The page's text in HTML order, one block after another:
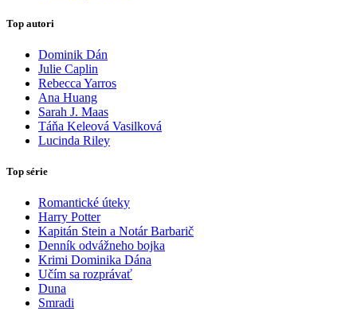
Top autori
Dominik Dán
Julie Caplin
Rebecca Yarros
Ana Huang
Sarah J. Maas
Táňa Keleová Vasilková
Lucinda Riley
Top série
Romantické úteky
Harry Potter
Kapitán Stein a Notár Barbarič
Denník odvážneho bojka
Krimi Dominika Dána
Učím sa rozprávať
Duna
Smradi